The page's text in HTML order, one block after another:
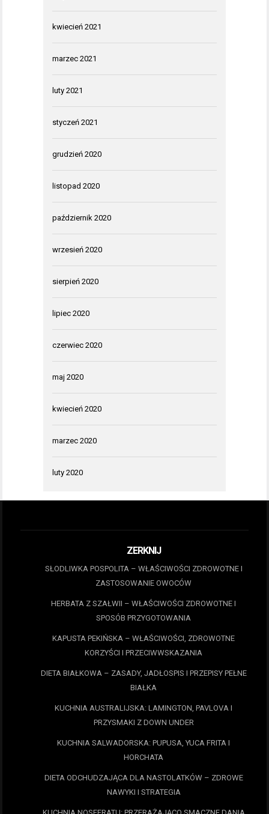
kwiecień 2021
marzec 2021
luty 2021
styczeń 2021
grudzień 2020
listopad 2020
październik 2020
wrzesień 2020
sierpień 2020
lipiec 2020
czerwiec 2020
maj 2020
kwiecień 2020
marzec 2020
luty 2020
ZERKNIJ
SŁODLIWKA POSPOLITA – WŁAŚCIWOŚCI ZDROWOTNE I
ZASTOSOWANIE OWOCÓW
HERBATA Z SZAŁWII – WŁAŚCIWOŚCI ZDROWOTNE I
SPOSÓB PRZYGOTOWANIA
KAPUSTA PEKIŃSKA – WŁAŚCIWOŚCI, ZDROWOTNE
KORZYŚCI I PRZECIWWSKAZANIA
DIETA BIAŁKOWA – ZASADY, JADŁOSPIS I PRZEPISY PEŁNE
BIAŁKA
KUCHNIA AUSTRALIJSKA: LAMINGTON, PAVLOVA I
PRZYSMAKI Z DOWN UNDER
KUCHNIA SALWADORSKA: PUPUSA, YUCA FRITA I
HORCHATA
DIETA ODCHUDZAJĄCA DLA NASTOLATKÓW – ZDROWE
NAWYKI I STRATEGIA